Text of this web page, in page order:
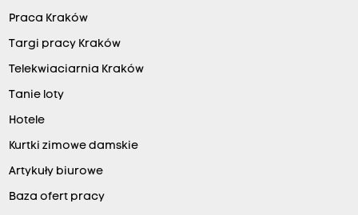
Praca Kraków
Targi pracy Kraków
Telekwiaciarnia Kraków
Tanie loty
Hotele
Kurtki zimowe damskie
Artykuły biurowe
Baza ofert pracy